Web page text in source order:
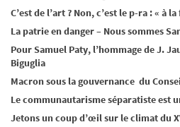
C’est de l’art ? Non, c’est le p-ra : « à la
La patrie en danger – Nous sommes
Pour Samuel Paty, l’hommage de J.
Biguglia
Macron sous la gouvernance du
Le communautarisme séparatiste est
Jetons un coup d’œil sur le climat du